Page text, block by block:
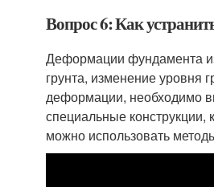
Вопрос 6: Как
Деформации фундамента
грунта, изменение уровня
деформации, необходимо
специальные
можно использовать